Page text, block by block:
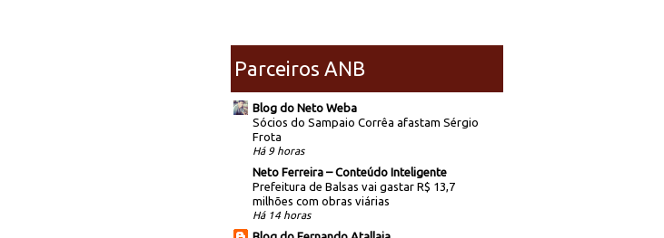
Parceiros ANB
Blog do Neto Weba
Sócios do Sampaio Corrêa afastam Sérgio
Frota
Há 9 horas
Neto Ferreira – Conteúdo Inteligente
Prefeitura de Balsas vai gastar R$ 13,7
milhões com obras viárias
Há 14 horas